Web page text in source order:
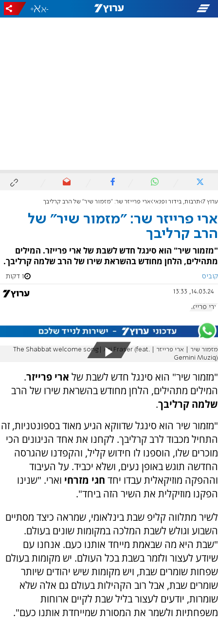
-
+
ערוץ 7 תרבות, בידור ופנאי ארי פרייזר שר: "מזמור שיר" של הרב קרליבך
ארי פרייזר שר: "מזמור שיר" של
הרב קרליבך
"מזמור שיר" הוא סינגל חדש לשבת של ארי פרייזר. המילים
מתהילים, הלחן מחודש בהשראת שירו של הרב שלמה קרליבך.
קוביס 1 דקות
14.03.24, 13:33
ארי פרייזר
מזמור שיר | ארי פרייזר | The Shabbat welcome song| Ari Fraser (feat.
Gemini Muziq)
"מזמור שיר" הוא סינגל חדש לשבת של ארי פרייזר.
המילים מתהילים, הלחן מחודש בהשראת שירו של הרב
שלמה קרליבך.
"מזמור שיר הוא סינגל שדווקא הגיע מאוד בספונטניות, זה
התחיל מכבוד לרב קרליבך. לקחנו את אחד הניגונים הכי
מוכרים שלו, הוספנו לו חידוש קליל, והקפדנו שהגרסה
החדשה תוגש באופן נעים, ושלא יכביד. על העיבוד
וההפקה מוזיקאלית עבדו יחד חגי מזרחי וארי. "שנינו
הפקנו מוזיקלית את השיר הזה ביחד".
לשיר מתלווה קליפ שבת בינלאומי, שמראה כיצד מסתיים
השבוע וגולש לשבת המלכה במקומות שונים בעולם.
"שבת היא מה שבאמת מייחד אותנו כעם. אנחנו עם
שיודע לעצור ולזמר בשבת בכל העולם. יש מקומות בעולם
שפחות שומרים שבת, ויש מקומות שיש יהודים שיותר
שומרים שבת, אבל רוב הקהילות בעולם גם אלה שלא
שומרות, יודעים לעצור בליל שבת לקיים ארוחות
משפחתיות ולשמר את המסורת שמייחדת אותנו כעם".